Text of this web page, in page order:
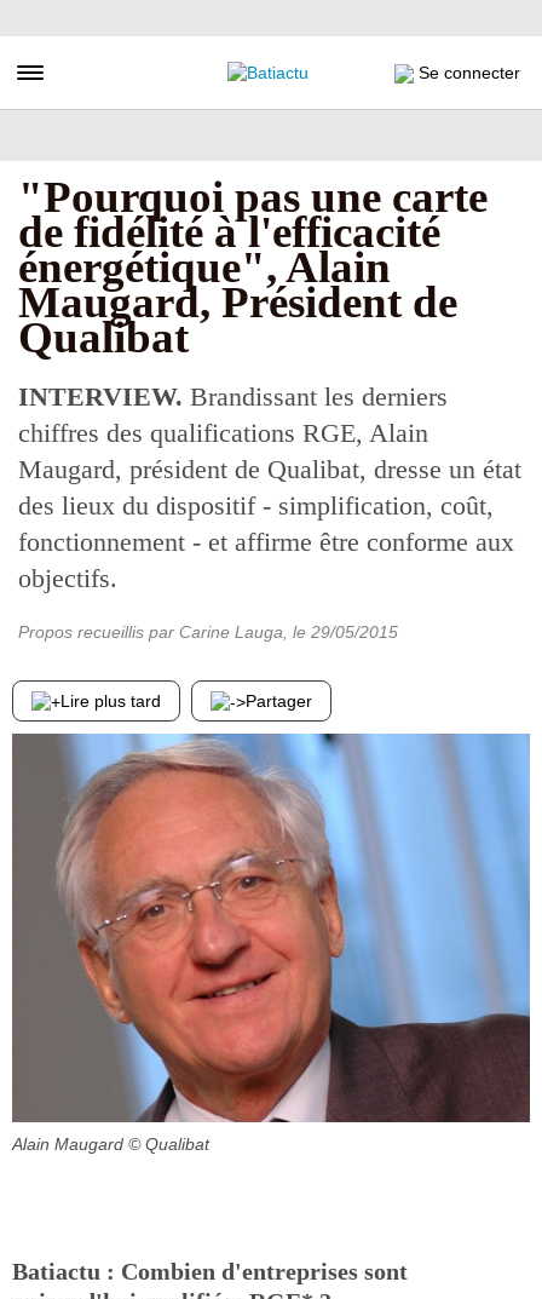
au
principal
Toggle navigation Se connecter
"Pourquoi pas une carte
de fidélité à l'efficacité
énergétique", Alain
Maugard, Président de
Qualibat
INTERVIEW. Brandissant les derniers
chiffres des qualifications RGE, Alain
Maugard, président de Qualibat, dresse un état
des lieux du dispositif - simplification, coût,
fonctionnement - et affirme être conforme aux
objectifs.
Propos recueillis par Carine Lauga , le 29/05/2015
Lire plus tard Partager
Alain Maugard © Qualibat
Batiactu : Combien d'entreprises sont